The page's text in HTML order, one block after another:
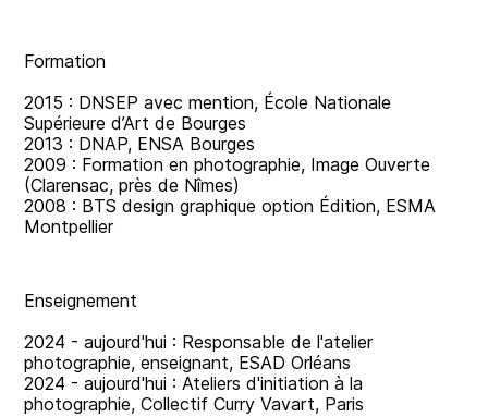
Formation
2015 : DNSEP avec mention, École Nationale
Supérieure d’Art de Bourges
2013 : DNAP, ENSA Bourges
2009 : Formation en photographie, Image Ouverte
(Clarensac, près de Nîmes)
2008 : BTS design graphique option Édition, ESMA
Montpellier
Enseignement
2024 - aujourd'hui : Responsable de l'atelier
photographie, enseignant, ESAD Orléans
2024 - aujourd'hui : Ateliers d'initiation à la
photographie, Collectif Curry Vavart, Paris